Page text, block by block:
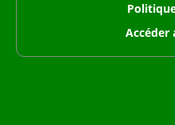
Accéder